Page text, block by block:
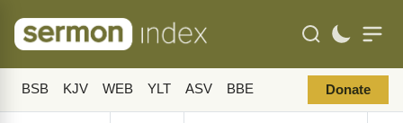
BSB KJV WEB YLT ASV BBE Donate